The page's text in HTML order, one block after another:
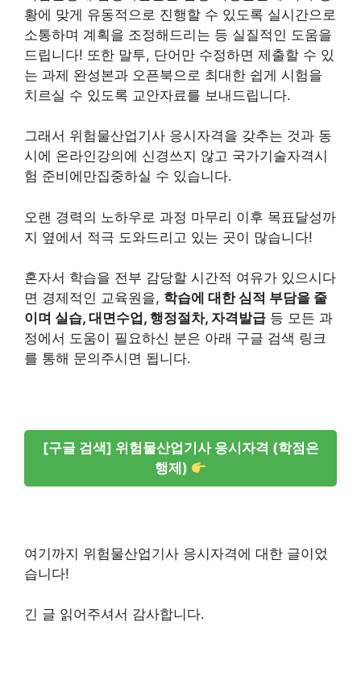
황에 맞게 유동적으로 진행할 수 있도록 실시간으로
소통하며 계획을 조정해드리는 등 실질적인 도움을
드립니다! 또한 말투, 단어만 수정하면 제출할 수 있
는 과제 완성본과 오픈북으로 최대한 쉽게 시험을
치르실 수 있도록 교안자료를 보내드립니다.
그래서 위험물산업기사 응시자격을 갖추는 것과 동
시에 온라인강의에 신경쓰지 않고 국가기술자격시
험 준비에만집중하실 수 있습니다.
오랜 경력의 노하우로 과정 마무리 이후 목표달성까
지 옆에서 적극 도와드리고 있는 곳이 많습니다!
혼자서 학습을 전부 감당할 시간적 여유가 있으시다
면 경제적인 교육원을, 학습에 대한 심적 부담을 줄
이며 실습, 대면수업, 행정절차, 자격발급 등 모든 과
정에서 도움이 필요하신 분은 아래 구글 검색 링크
를 통해 문의주시면 됩니다.
[구글 검색] 위험물산업기사 응시자격 (학점은
행제)
여기까지 위험물산업기사 응시자격에 대한 글이었
습니다!
긴 글 읽어주셔서 감사합니다.